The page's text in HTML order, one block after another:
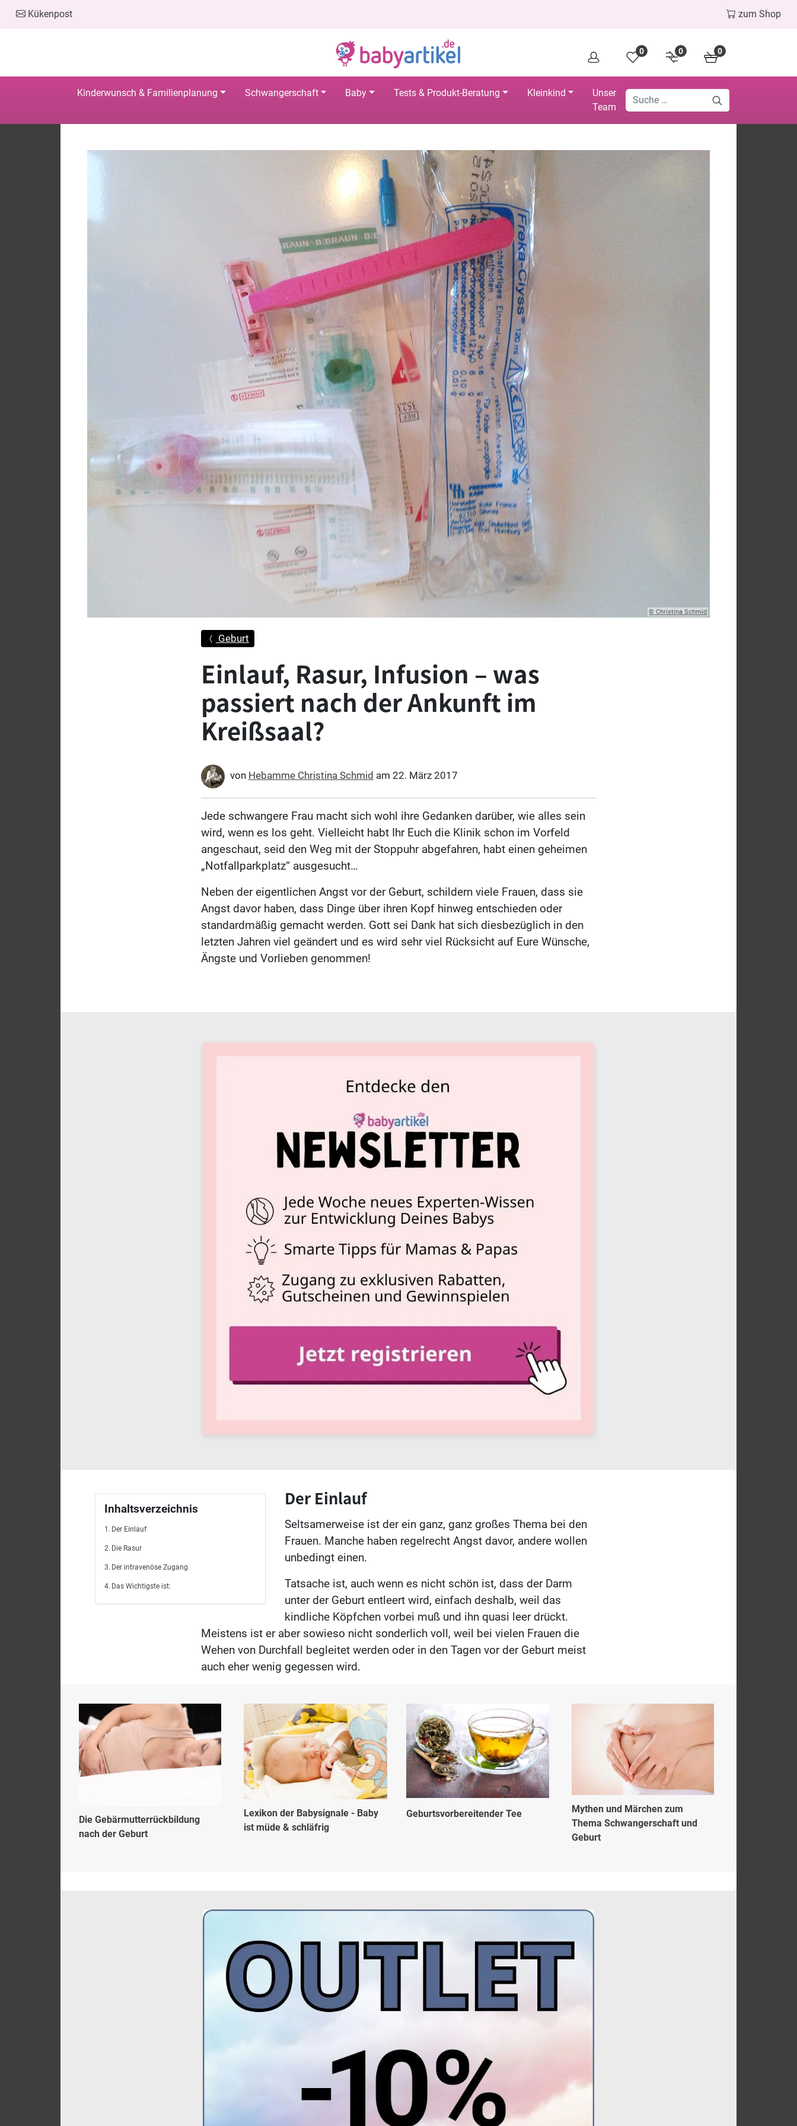
Kükenpost zum Shop
0
0
0
Kinderwunsch & Familienplanung Schwangerschaft Baby Tests & Produkt-Beratung Kleinkind
Unser
Team
© Christina Schmid
Geburt
Einlauf, Rasur, Infusion – was
passiert nach der Ankunft im
Kreißsaal?
von Hebamme Christina Schmid am 22. März 2017
Jede schwangere Frau macht sich wohl ihre Gedanken darüber, wie alles sein
wird, wenn es los geht. Vielleicht habt Ihr Euch die Klinik schon im Vorfeld
angeschaut, seid den Weg mit der Stoppuhr abgefahren, habt einen geheimen
„Notfallparkplatz“ ausgesucht…
Neben der eigentlichen Angst vor der Geburt, schildern viele Frauen, dass sie
Angst davor haben, dass Dinge über ihren Kopf hinweg entschieden oder
standardmäßig gemacht werden. Gott sei Dank hat sich diesbezüglich in den
letzten Jahren viel geändert und es wird sehr viel Rücksicht auf Eure Wünsche,
Ängste und Vorlieben genommen!
Inhaltsverzeichnis
Der Einlauf
Die Rasur
Der intravenöse Zugang
Das Wichtigste ist:
Der Einlauf
Seltsamerweise ist der ein ganz, ganz großes Thema bei den
Frauen. Manche haben regelrecht Angst davor, andere wollen
unbedingt einen.
Tatsache ist, auch wenn es nicht schön ist, dass der Darm
unter der Geburt entleert wird, einfach deshalb, weil das
kindliche Köpfchen vorbei muß und ihn quasi leer drückt.
Meistens ist er aber sowieso nicht sonderlich voll, weil bei vielen Frauen die
Wehen von Durchfall begleitet werden oder in den Tagen vor der Geburt meist
auch eher wenig gegessen wird.
Die Gebärmutterrückbildung
nach der Geburt
Lexikon der Babysignale - Baby
ist müde & schläfrig
Geburtsvorbereitender Tee
Mythen und Märchen zum
Thema Schwangerschaft und
Geburt